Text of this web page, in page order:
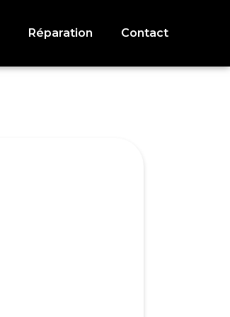
Réparation Contact